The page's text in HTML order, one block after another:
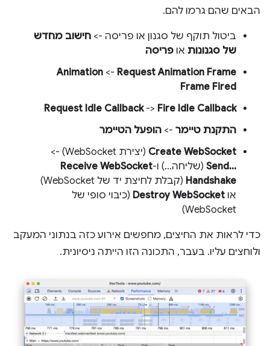
הבאים שהם גרמו להם.
ביטול תוקף של סגנון או פריסה -> חישוב מחדש
של סגנונות או פריסה
Request Animation Frame
->‏
Animation
Frame Fired
Request Idle Callback-> Fire Idle Callback
התקנת טיימר -> הופעל הטיימר
Create WebSocket
(יצירת WebSocket) ->
Send...‎ (שליחה...) ו-Receive WebSocket
Handshake
(קבלת לחיצת יד של WebSocket)
או Destroy WebSocket (כיבוי סופי של
WebSocket)
כדי לראות את החיצים, מחפשים אירוע כזה בנתוני המעקב
ולוחצים עליו. בעבר, התכונה הזו הייתה ניסיונית.